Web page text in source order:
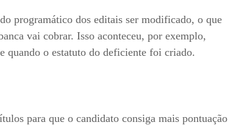
programático dos editais ser modificado, o que
vai cobrar. Isso aconteceu, por exemplo,
quando o estatuto do deficiente foi criado.
para que o candidato consiga mais pontuação